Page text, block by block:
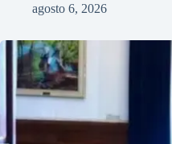
agosto 6, 2026